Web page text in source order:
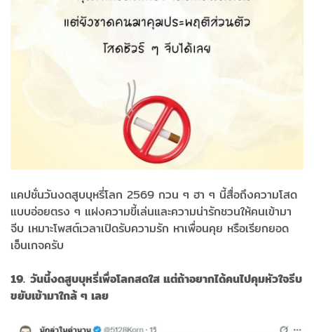
แคปชั่นวันงดสูบบุหรี่โลก 2569 กวน ๆ ฮา ๆ นี้สื่อถึงความโสด
แบบอ่อยตรง ๆ แฝงความขี้เล่นและความน่ารักชวนให้คนเข้ามา
จีบ เหมาะโพสต์เวลาเปิดรับความรัก หาเพื่อนคุย หรือเรียกยอด
เอ็นเกจครับ
19. วันนี้งดสูบบุหรี่เพื่อโลกสดใส แต่ถ้าอยากได้คนไปคุมหัวใจรีบ
ขยับเข้ามาใกล้ ๆ เลย